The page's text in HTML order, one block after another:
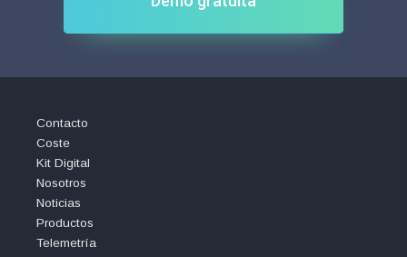
Contacto
Coste
Kit Digital
Nosotros
Noticias
Productos
Telemetría